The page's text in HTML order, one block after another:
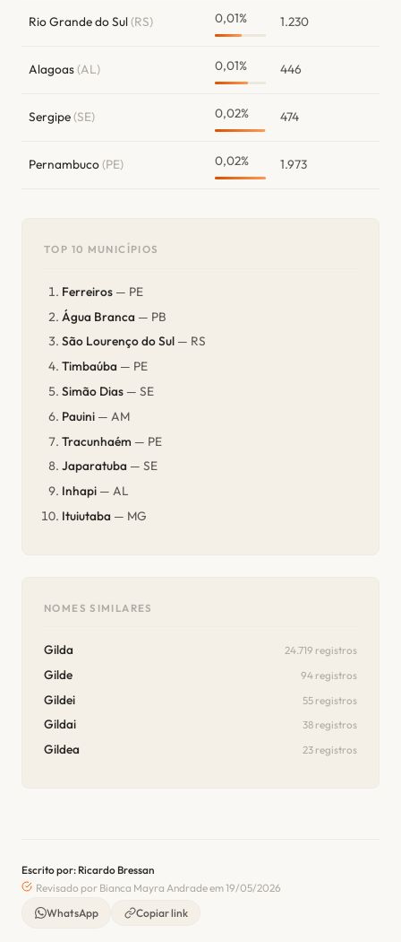
Rio Grande do Sul(RS) 0,01% 1.230
Alagoas(AL) 0,01% 446
Sergipe(SE) 0,02% 474
Pernambuco(PE) 0,02% 1.973
TOP 10 MUNICÍPIOS
Ferreiros — PE
Água Branca — PB
São Lourenço do Sul — RS
Timbaúba — PE
Simão Dias — SE
Pauini — AM
Tracunhaém — PE
Japaratuba — SE
Inhapi — AL
Ituiutaba — MG
NOMES SIMILARES
Gilda 24.719 registros
Gilde 94 registros
Gildei 55 registros
Gildai 38 registros
Gildea 23 registros
Escrito por: Ricardo Bressan
Revisado por Bianca Mayra Andrade em 19/05/2026
WhatsApp
Copiar link